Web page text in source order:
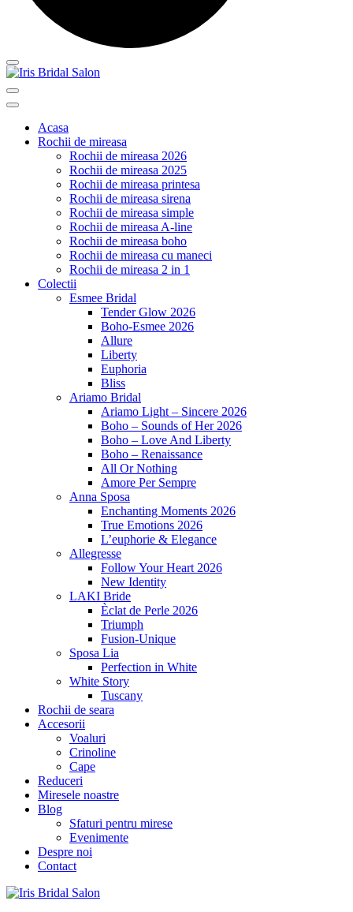
Acasa
Rochii de mireasa
Rochii de mireasa 2026
Rochii de mireasa 2025
Rochii de mireasa printesa
Rochii de mireasa sirena
Rochii de mireasa simple
Rochii de mireasa A-line
Rochii de mireasa boho
Rochii de mireasa cu maneci
Rochii de mireasa 2 in 1
Colectii
Esmee Bridal
Tender Glow 2026
Boho-Esmee 2026
Allure
Liberty
Euphoria
Bliss
Ariamo Bridal
Ariamo Light – Sincere 2026
Boho – Sounds of Her 2026
Boho – Love And Liberty
Boho – Renaissance
All Or Nothing
Amore Per Sempre
Anna Sposa
Enchanting Moments 2026
True Emotions 2026
L’euphorie & Elegance
Allegresse
Follow Your Heart 2026
New Identity
LAKI Bride
Èclat de Perle 2026
Triumph
Fusion-Unique
Sposa Lia
Perfection in White
White Story
Tuscany
Rochii de seara
Accesorii
Voaluri
Crinoline
Cape
Reduceri
Miresele noastre
Blog
Sfaturi pentru mirese
Evenimente
Despre noi
Contact